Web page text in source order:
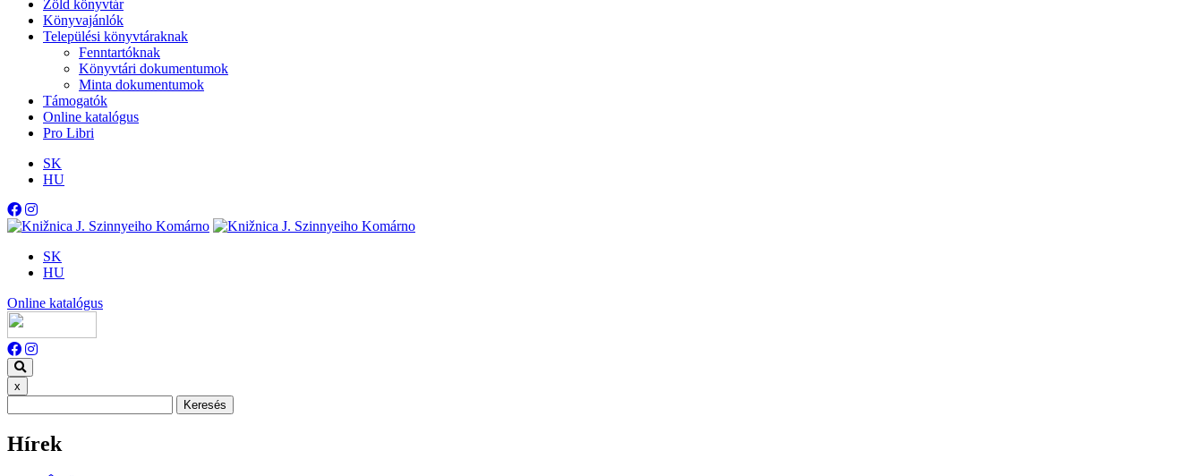
Zöld könyvtár
Könyvajánlók
Települési könyvtáraknak
Fenntartóknak
Könyvtári dokumentumok
Minta dokumentumok
Támogatók
Online katalógus
Pro Libri
SK
HU
SK
HU
Online katalógus
x
Keresés
Hírek